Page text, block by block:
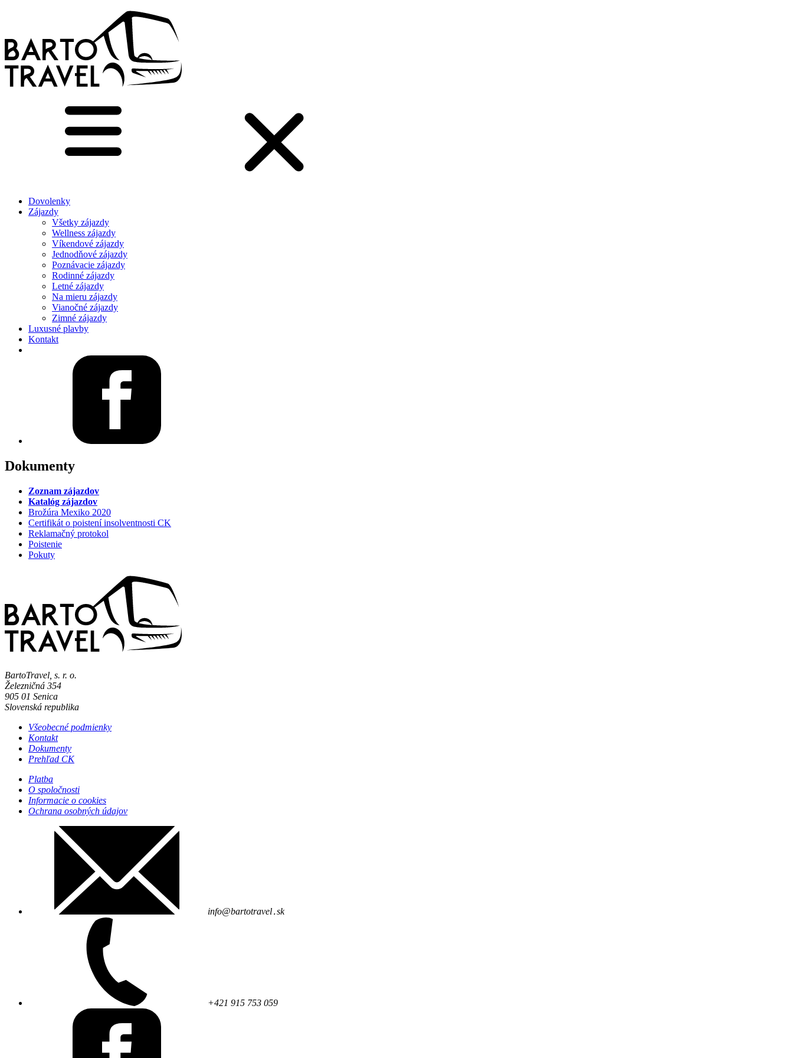
Dovolenky
Zájazdy
Všetky zájazdy
Wellness zájazdy
Víkendové zájazdy
Jednodňové zájazdy
Poznávacie zájazdy
Rodinné zájazdy
Letné zájazdy
Na mieru zájazdy
Vianočné zájazdy
Zimné zájazdy
Luxusné plavby
Kontakt
Dokumenty
Zoznam zájazdov
Katalóg zájazdov
Brožúra Mexiko 2020
Certifikát o poistení insolventnosti CK
Reklamačný protokol
Poistenie
Pokuty
BartoTravel, s. r. o.
Železničná 354
905 01 Senica
Slovenská republika
Všeobecné podmienky
Kontakt
Dokumenty
Prehľad CK
Platba
O spoločnosti
Informacie o cookies
Ochrana osobných údajov
info@bartotravel․sk
+421 915 753 059